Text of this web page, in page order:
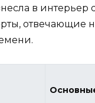
в интерьер
отвечающие